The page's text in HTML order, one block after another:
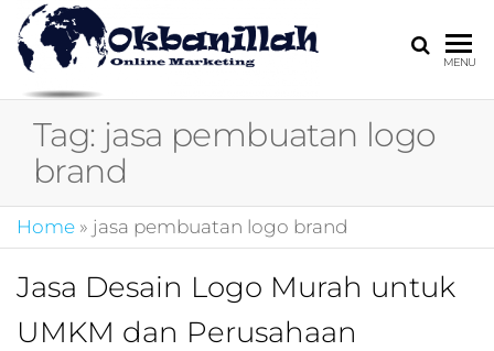
HARGA
MIRING
4.0,jasa digital
kotler,performance
digital,bisnis digital
digital
marketing,kotler
4.0,branding
MENU
Tag: jasa pembuatan logo
brand
Home » jasa pembuatan logo brand
Jasa Desain Logo Murah untuk
UMKM dan Perusahaan